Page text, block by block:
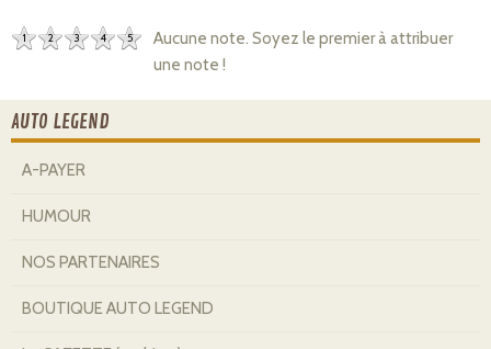
1 2 3 4 5
Aucune note. Soyez le premier à attribuer
une note !
AUTO LEGEND
A-PAYER
HUMOUR
NOS PARTENAIRES
BOUTIQUE AUTO LEGEND